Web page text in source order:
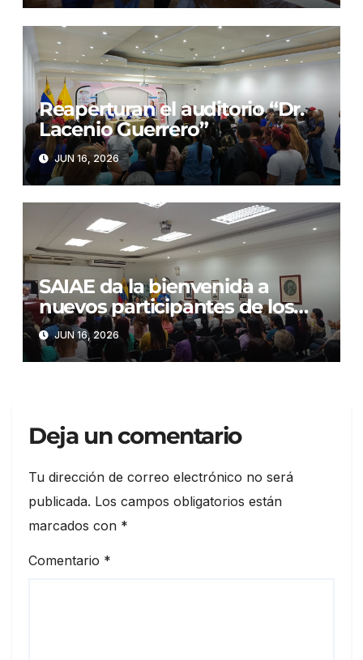
Reaperturan el auditorio “Dr.
Lacenio Guerrero”
JUN 16, 2026
SAIAE da la bienvenida a
nuevos participantes de los
Postgrados y Maestrías 2026-
2027
JUN 16, 2026
Deja un comentario
Tu dirección de correo electrónico no será
publicada. Los campos obligatorios están
marcados con *
Comentario *